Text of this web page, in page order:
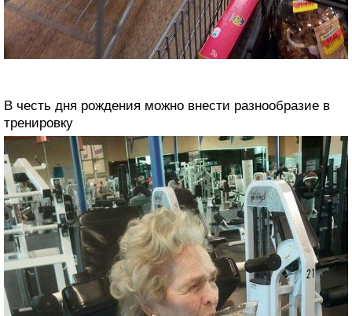
В честь дня рождения можно внести разнообразие в
тренировку